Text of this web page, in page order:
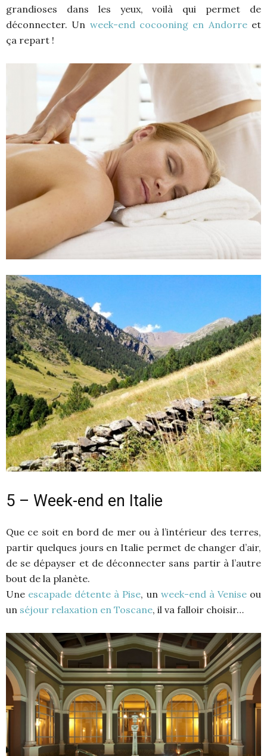
grandioses dans les yeux, voilà qui permet de
déconnecter. Un week-end cocooning en Andorre et
ça repart !
5 – Week-end en Italie
Que ce soit en bord de mer ou à l’intérieur des terres,
partir quelques jours en Italie permet de changer d’air,
de se dépayser et de déconnecter sans partir à l’autre
bout de la planète.
Une escapade détente à Pise, un week-end à Venise ou
un séjour relaxation en Toscane, il va falloir choisir…